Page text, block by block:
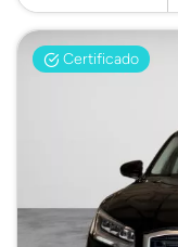
Certificado